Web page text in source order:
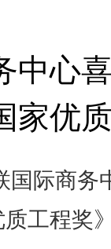
中心
家优
国际商务
质工程奖